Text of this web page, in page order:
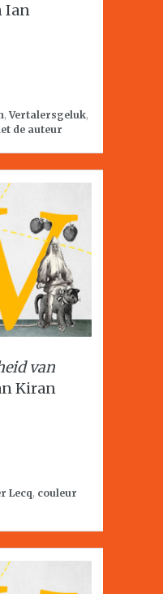
Ian
,Vertalersgeluk,
de auteur
van
Kiran
Lecq, couleur